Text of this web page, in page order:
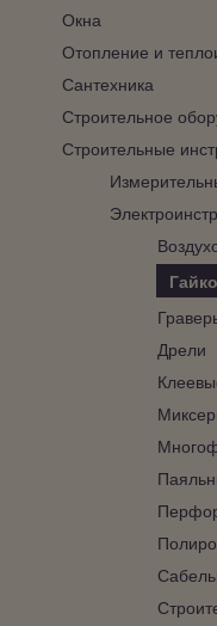
Окна
Отопление и
Сантехника
Строительное
Строительные
Дрели